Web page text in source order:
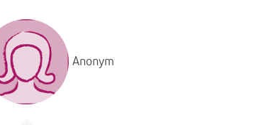
Anonym